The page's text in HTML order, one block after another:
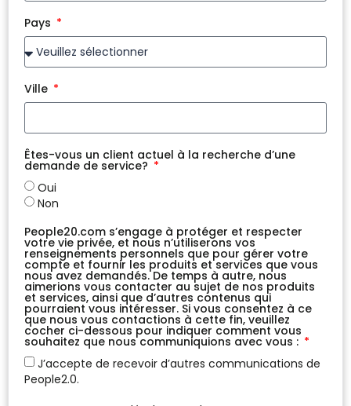
Pays
Ville
Êtes-vous un client actuel à la recherche d’une
demande de service?
Oui
Non
People20.com s’engage à protéger et respecter
votre vie privée, et nous n’utiliserons vos
renseignements personnels que pour gérer votre
compte et fournir les produits et services que vous
nous avez demandés. De temps à autre, nous
aimerions vous contacter au sujet de nos produits
et services, ainsi que d’autres contenus qui
pourraient vous intéresser. Si vous consentez à ce
que nous vous contactions à cette fin, veuillez
cocher ci-dessous pour indiquer comment vous
souhaitez que nous communiquions avec vous :
J’accepte de recevoir d’autres communications de
People2.0.